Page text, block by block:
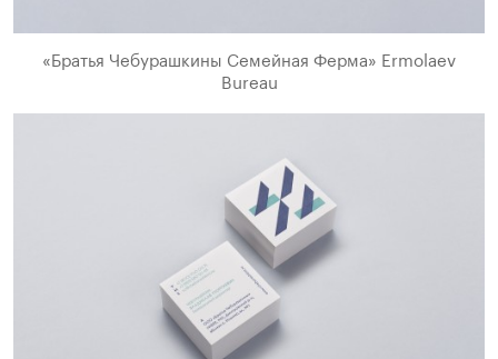
«Братья Чебурашкины Семейная Ферма» Ermolaev
Bureau